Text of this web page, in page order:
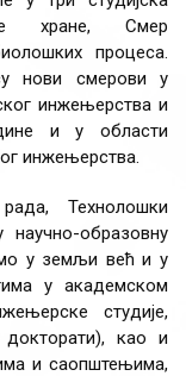
хране, Смер
процеса.
нови смерови у
инжењерства и
и у области
инжењерства.
Технолошки
образовну
у земљи већ и у
у академском
студије,
докторати), као и
и саопштењима,